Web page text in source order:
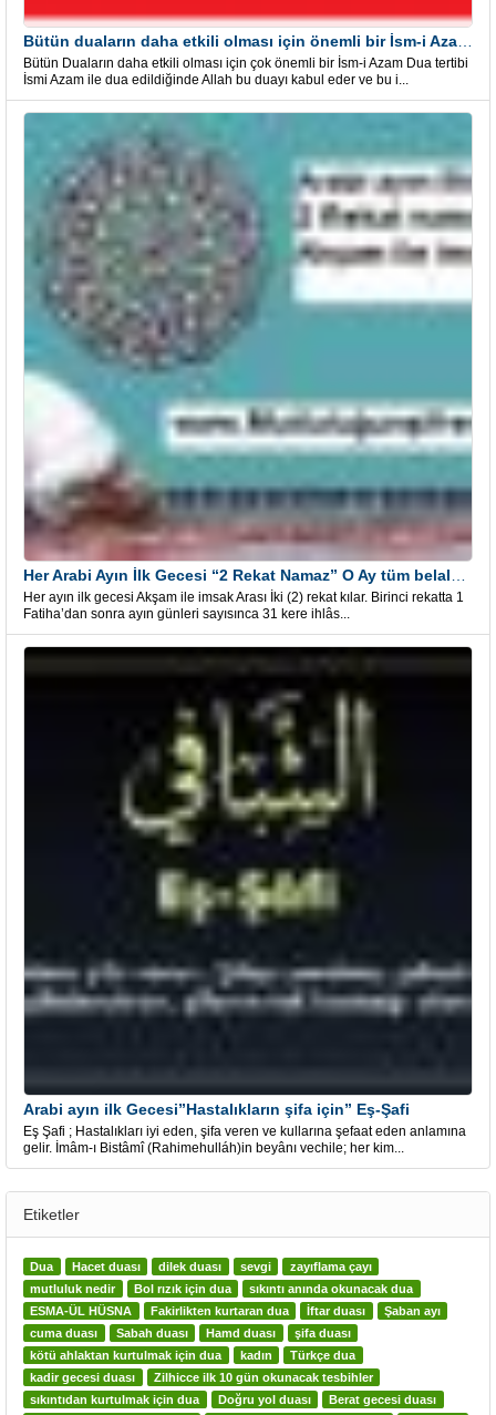
Bütün Duaların daha etkili olması için çok önemli bir İsm-i Azam Dua tertibi
İsmi Azam ile dua edildiğinde Allah bu duayı kabul eder ve bu i...
Her ayın ilk gecesi Akşam ile imsak Arası İki (2) rekat kılar. Birinci rekatta 1
Fatiha’dan sonra ayın günleri sayısınca 31 kere ihlâs...
Arabi ayın ilk Gecesi”Hastalıkların şifa için” Eş-Şafi
Eş Şafi ; Hastalıkları iyi eden, şifa veren ve kullarına şefaat eden anlamına
gelir. İmâm-ı Bistâmî (Rahimehulláh)in beyânı vechile; her kim...
Etiketler
Dua Hacet duası dilek duası sevgi
zayıflama çayı
mutluluk nedir
Bol rızık için dua
sıkıntı anında okunacak dua
ESMA-ÜL HÜSNA
Fakirlikten kurtaran dua İftar duası
Şaban ayı
cuma duası
Sabah duası Hamd duası
şifa duası
kötü ahlaktan kurtulmak için dua
kadın
Türkçe dua
kadir gecesi duası
Zilhicce ilk 10 gün okunacak tesbihler
sıkıntıdan kurtulmak için dua
Doğru yol duası Berat gecesi duası